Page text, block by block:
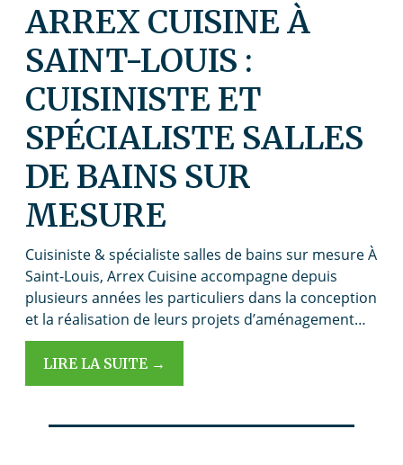
ARREX CUISINE À
SAINT-LOUIS :
CUISINISTE ET
SPÉCIALISTE SALLES
DE BAINS SUR
MESURE
Cuisiniste & spécialiste salles de bains sur mesure À
Saint-Louis, Arrex Cuisine accompagne depuis
plusieurs années les particuliers dans la conception
et la réalisation de leurs projets d’aménagement…
LIRE LA SUITE →